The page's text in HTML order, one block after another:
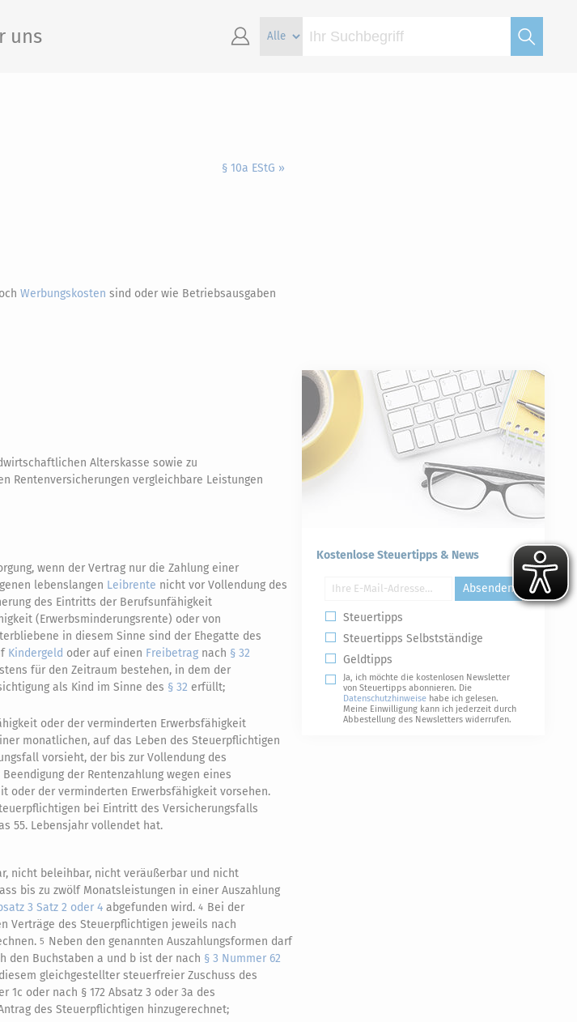
uns
§ 10a EStG »
Werbungskosten sind oder wie Betriebsausgaben
Alterskasse sowie zu
Rentenversicherungen vergleichbare Leistungen
wenn der Vertrag nur die Zahlung einer
lebenslangen Leibrente nicht vor Vollendung des
des Eintritts der Berufsunfähigkeit
(Erwerbsminderungsrente) oder von
in diesem Sinne sind der Ehegatte des
Kindergeld oder auf einen Freibetrag nach § 32
für den Zeitraum bestehen, in dem der
als Kind im Sinne des § 32 erfüllt;
oder der verminderten Erwerbsfähigkeit
monatlichen, auf das Leben des Steuerpflichtigen
vorsieht, der bis zur Vollendung des
der Rentenzahlung wegen eines
oder der verminderten Erwerbsfähigkeit vorsehen.
bei Eintritt des Versicherungsfalls
55. Lebensjahr vollendet hat.
nicht beleihbar, nicht veräußerbar und nicht
bis zu zwölf Monatsleistungen in einer Auszahlung
3 Satz 2 oder 4abgefunden wird. 4 Bei der
Verträge des Steuerpflichtigen jeweils nach
5 Neben den genannten Auszahlungsformen darf
den Buchstaben a und b ist der nach § 3 Nummer 62
gleichgestellter steuerfreier Zuschuss des
1c oder nach § 172 Absatz 3 oder 3a des
des Steuerpflichtigen hinzugerechnet;
Kostenlose Steuertipps & News
Absenden
Steuertipps
Steuertipps Selbstständige
Geldtipps
Ja, ich möchte die kostenlosen Newsletter
von Steuertipps abonnieren. Die
Datenschutzhinweise habe ich gelesen.
Meine Einwilligung kann ich jederzeit durch
Abbestellung des Newsletters widerrufen.